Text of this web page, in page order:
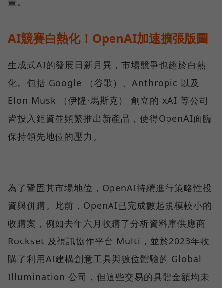
AI競賽白熱化！OpenAI加速擴張版圖
生成式AI的發展日新月異，市場競爭也趨於白熱
化。包括 Google （谷歌）、Anthropic 以及
Elon Musk （伊隆·馬斯克） 創立的 xAI 等公司
皆投入鉅資並頻繁推出新產品，使得OpenAI面臨
保持領先地位的壓力。
為了鞏固其市場地位，OpenAI持續進行策略性投
資與併購。此前，OpenAI已完成數起規模較小的
收購案，例如去年六月收購了分析資料庫供應商
Rockset 及視訊協作平台 Multi，並於2023年收
購了利用AI建構創意工具與數位體驗的 Global
Illumination 公司，但這些交易的具體金額均未